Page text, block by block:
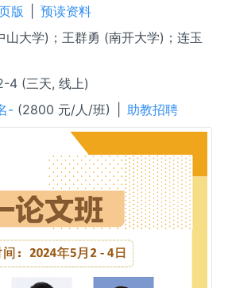
版
预读资料
山大学)；王群勇 (南开大学)；连玉
4 (三天, 线上)
-(2800 元/人/班) | 助教招聘